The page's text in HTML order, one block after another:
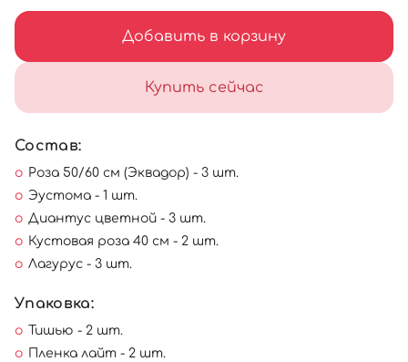
Добавить в корзину
Купить сейчас
Состав:
Роза 50/60 см (Эквадор) - 3 шт.
Эустома - 1 шт.
Диантус цветной - 3 шт.
Кустовая роза 40 см - 2 шт.
Лагурус - 3 шт.
Упаковка:
Тишью - 2 шт.
Пленка лайт - 2 шт.